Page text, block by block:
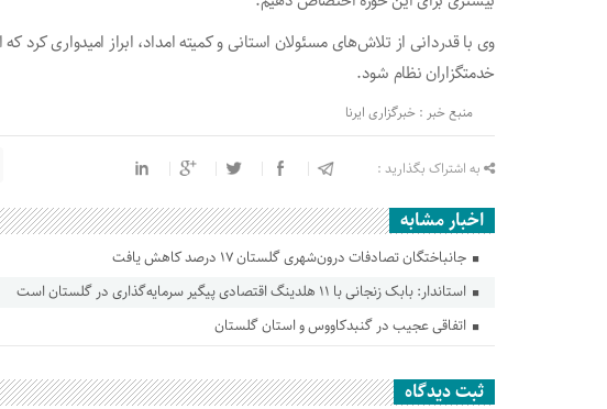
وی با قدردانی از تلاش‌های مسئولان استانی و کمیته امداد، ابراز امیدواری کرد
خدمتگزاران نظام شود.
منبع خبر : خبرگزاری ایرنا
به اشتراک بگذارید :
اخبار مشابه
جانباختگان تصادفات درون‌شهری گلستان ۱۷ درصد کاهش یافت
استاندار: بابک زنجانی با ۱۱ هلدینگ اقتصادی پیگیر سرمایه‌گذاری در گلستان است
اتفاقی عجیب در‌ گنبدکاووس و استان گلستان
ثبت دیدگاه